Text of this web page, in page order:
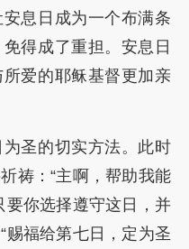
息日成为一个布满条
得成了重担。安息日
爱的耶稣基督更加亲
圣的切实方法。此时
祷：“主啊，帮助我能
要你选择遵守这日，并
赐福给第七日，定为圣